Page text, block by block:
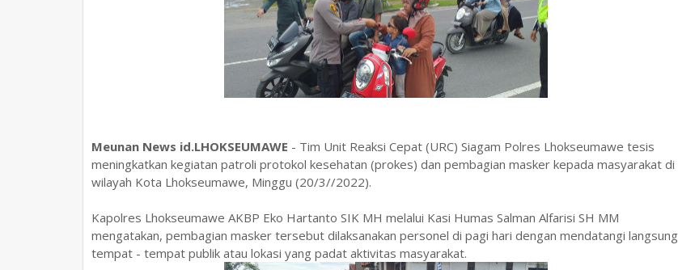
Meunan News id.LHOKSEUMAWE - Tim Unit Reaksi Cepat (URC) Siagam Polres Lhokseumawe tesis
meningkatkan kegiatan patroli protokol kesehatan (prokes) dan pembagian masker kepada masyarakat di
wilayah Kota Lhokseumawe, Minggu (20/3//2022).
Kapolres Lhokseumawe AKBP Eko Hartanto SIK MH melalui Kasi Humas Salman Alfarisi SH MM
mengatakan, pembagian masker tersebut dilaksanakan personel di pagi hari dengan mendatangi langsung
tempat - tempat publik atau lokasi yang padat aktivitas masyarakat.